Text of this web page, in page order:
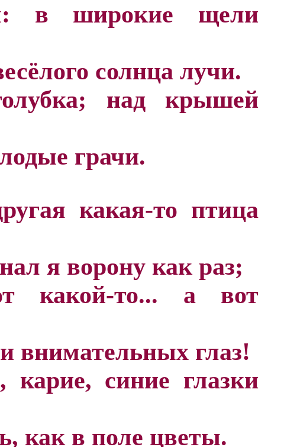
в широкие щели
солнца лучи.
над крышей
грачи.
какая-то птица
я ворону как раз;
какой-то... а вот
внимательных глаз!
карие, синие глазки
как в поле цветы.